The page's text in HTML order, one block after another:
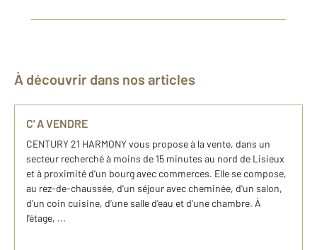
À découvrir dans nos articles
C' A VENDRE
CENTURY 21 HARMONY vous propose à la vente, dans un
secteur recherché à moins de 15 minutes au nord de Lisieux
et à proximité d'un bourg avec commerces. Elle se compose,
au rez-de-chaussée, d'un séjour avec cheminée, d'un salon,
d'un coin cuisine, d'une salle d'eau et d'une chambre. À
l'étage, ...